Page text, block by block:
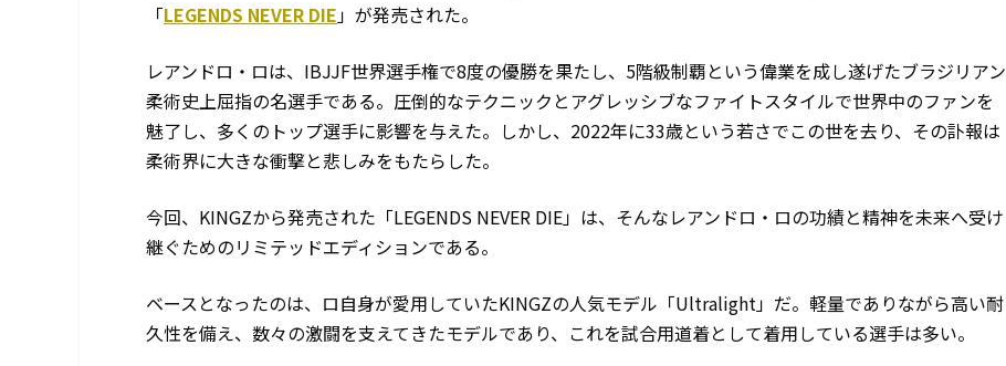
「LEGENDS NEVER DIE」が発売された。
レアンドロ・ロは、IBJJF世界選手権で8度の優勝を果たし、5階級制覇という偉業を成し遂げたブラジリアン
柔術史上屈指の名選手である。圧倒的なテクニックとアグレッシブなファイトスタイルで世界中のファンを
魅了し、多くのトップ選手に影響を与えた。しかし、2022年に33歳という若さでこの世を去り、その訃報は
柔術界に大きな衝撃と悲しみをもたらした。
今回、KINGZから発売された「LEGENDS NEVER DIE」は、そんなレアンドロ・ロの功績と精神を未来へ受け
継ぐためのリミテッドエディションである。
ベースとなったのは、ロ自身が愛用していたKINGZの人気モデル「Ultralight」だ。軽量でありながら高い耐
久性を備え、数々の激闘を支えてきたモデルであり、これを試合用道着として着用している選手は多い。